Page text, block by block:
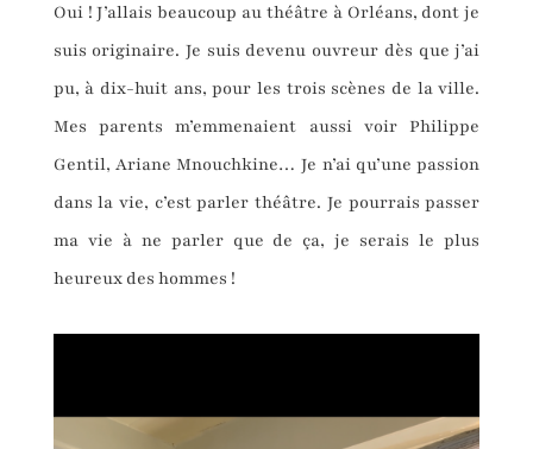
Oui ! J’allais beaucoup au théâtre à Orléans, dont je
suis originaire. Je suis devenu ouvreur dès que j’ai
pu, à dix-huit ans, pour les trois scènes de la ville.
Mes parents m’emmenaient aussi voir Philippe
Gentil, Ariane Mnouchkine… Je n’ai qu’une passion
dans la vie, c’est parler théâtre. Je pourrais passer
ma vie à ne parler que de ça, je serais le plus
heureux des hommes !